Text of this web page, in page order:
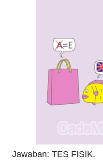
Jawaban: TES FISIK.